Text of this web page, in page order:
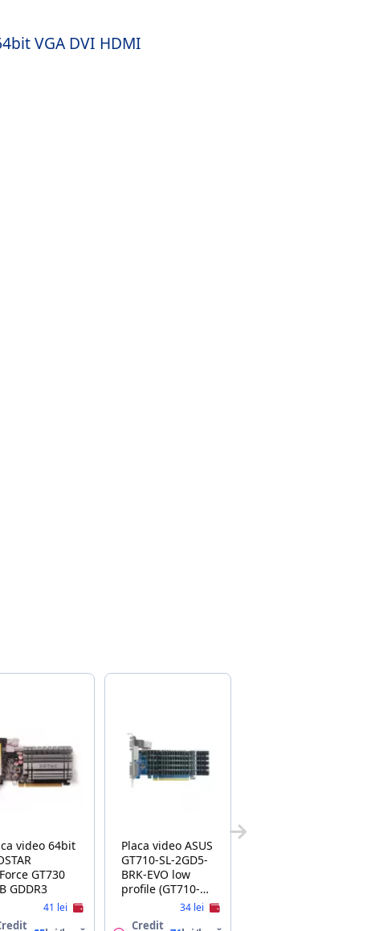
VGA DVI HDMI
video 64bit
GT730
GDDR3
41 lei
Placa video ASUS
GT710-SL-2GD5-
BRK-EVO low
profile (GT710-
SL-2GD5-BRK-
34 lei
Credit